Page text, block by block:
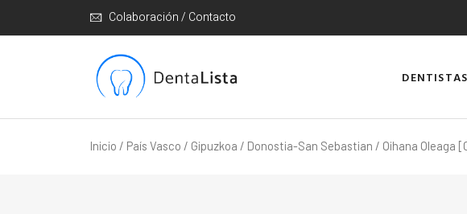
Colaboración / Contacto
DENTISTAS
Inicio / País Vasco / Gipuzkoa / Donostia-San Sebastian / Oihana Oleaga